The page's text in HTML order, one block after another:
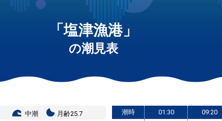
「塩津漁港」
の潮見表
中潮 月齢25.7 潮時 01:30 09:20